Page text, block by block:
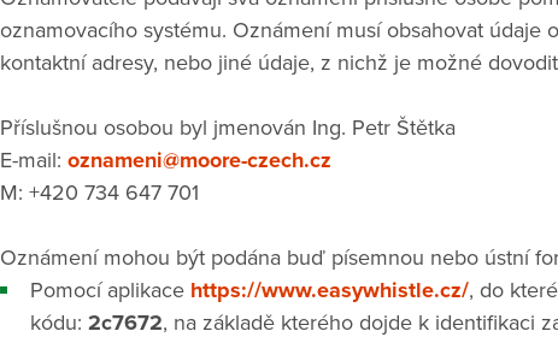
oznamovacího systému. Oznámení musí obsahovat údaje
kontaktní adresy, nebo jiné údaje, z nichž je možné
Příslušnou osobou byl jmenován Ing. Petr Štětka
E-mail: oznameni@moore-czech.cz
M: +420 734 647 701
Oznámení mohou být podána buď písemnou nebo ústní
Pomocí aplikace https://www.easywhistle.cz/, do
kódu: 2c7672, na základě kterého dojde k identifikaci